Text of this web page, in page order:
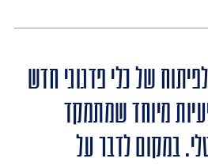
של כלי פדגוגי חדש
מיוחד שמתמקד
במקום לדבר על